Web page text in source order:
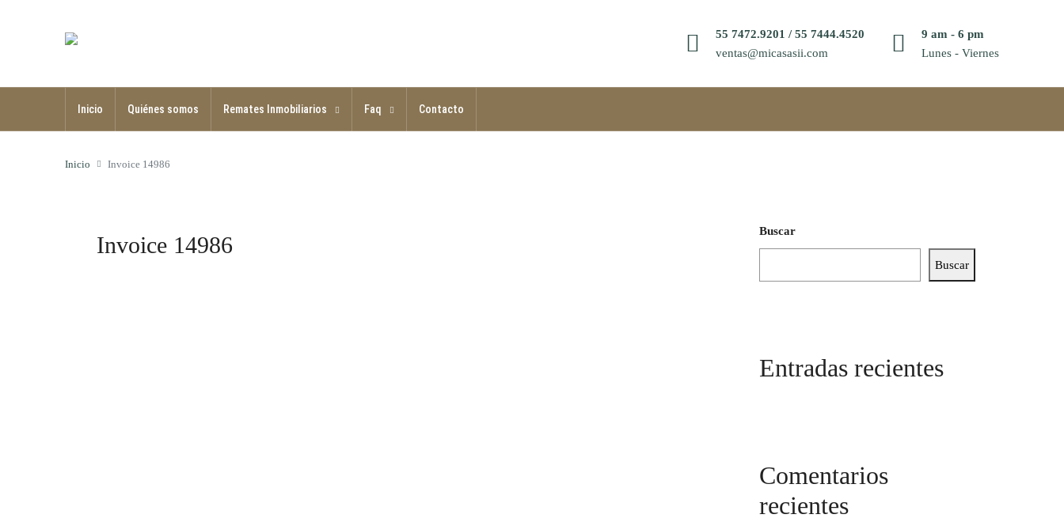
55 7472.9201 / 55 7444.4520
ventas@micasasii.com
9 am - 6 pm
Lunes - Viernes
Inicio Quiénes somos Remates Inmobiliarios Faq Contacto
Inicio Invoice 14986
Invoice 14986
Buscar
Buscar
Entradas recientes
Comentarios
recientes